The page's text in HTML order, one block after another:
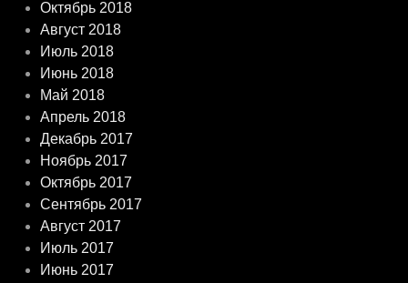
Октябрь 2018
Август 2018
Июль 2018
Июнь 2018
Май 2018
Апрель 2018
Декабрь 2017
Ноябрь 2017
Октябрь 2017
Сентябрь 2017
Август 2017
Июль 2017
Июнь 2017